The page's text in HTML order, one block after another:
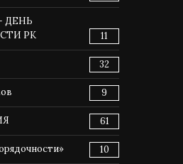
ДЕНЬ
РК
11
32
9
61
10